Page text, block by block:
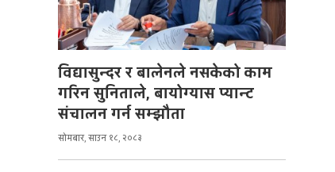
विद्यासुन्दर र बालेनले नसकेको काम
गरिन सुनिताले, बायोग्यास प्यान्ट
संचालन गर्न सम्झौता
सोमबार, साउन १८, २०८३